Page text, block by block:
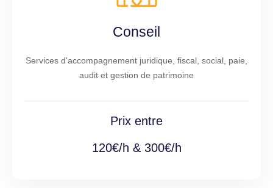
Conseil
Services d'accompagnement juridique, fiscal, social, paie,
audit et gestion de patrimoine
Prix entre
120€/h & 300€/h